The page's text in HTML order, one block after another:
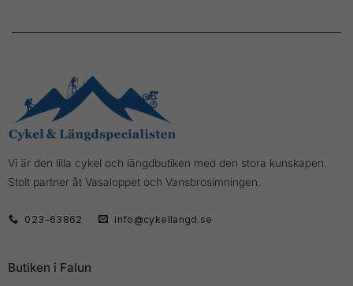
Vi är den lilla cykel och längdbutiken med den stora kunskapen.
Stolt partner åt Vasaloppet och Vansbrosimningen.
023-63862 info@cykellangd.se
Butiken i Falun